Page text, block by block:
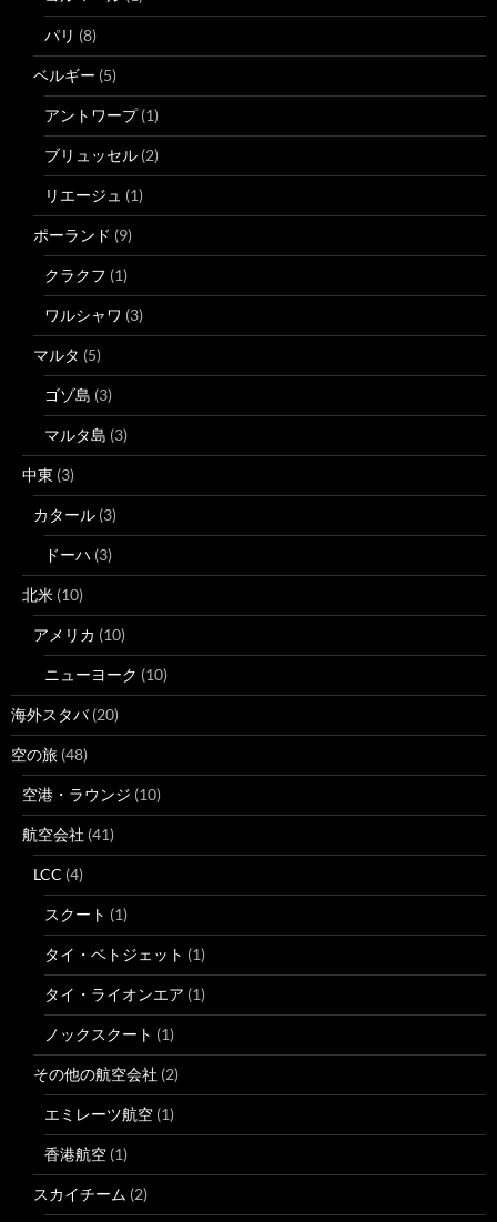
パリ (8)
ベルギー (5)
アントワープ(1)
ブリュッセル (2)
リエージュ (1)
ポーランド (9)
クラクフ (1)
ワルシャワ (3)
マルタ (5)
ゴゾ島 (3)
マルタ島 (3)
中東 (3)
カタール (3)
ドーハ (3)
北米 (10)
アメリカ (10)
ニューヨーク (10)
海外スタバ(20)
空の旅 (48)
空港・ラウンジ (10)
航空会社 (41)
LCC (4)
スクート (1)
タイ・ベトジェット (1)
タイ・ライオンエア (1)
ノックスクート (1)
その他の航空会社 (2)
エミレーツ航空 (1)
香港航空 (1)
スカイチーム (2)